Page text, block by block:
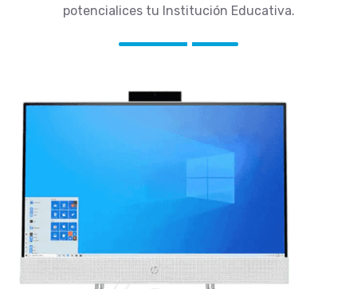
potencialices tu Institución Educativa.